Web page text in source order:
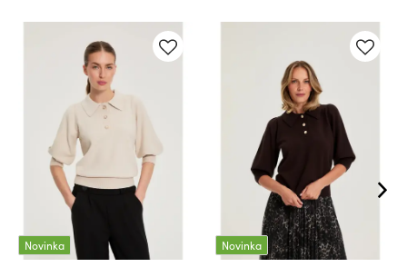
Novinka Novinka